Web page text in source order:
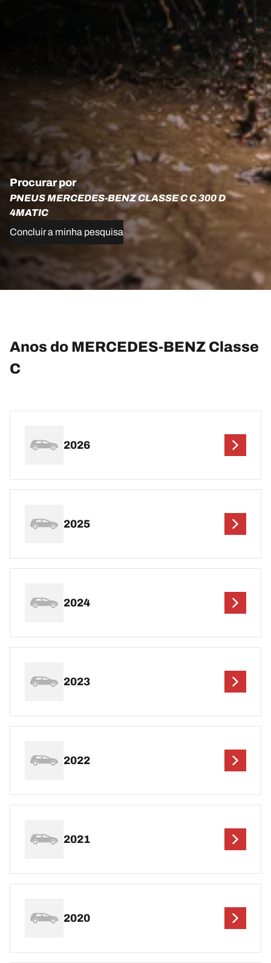
Procurar por
PNEUS MERCEDES-BENZ CLASSE C C 300 D
4MATIC
Concluir a minha pesquisa
Anos do MERCEDES-BENZ Classe
C
2026
2025
2024
2023
2022
2021
2020